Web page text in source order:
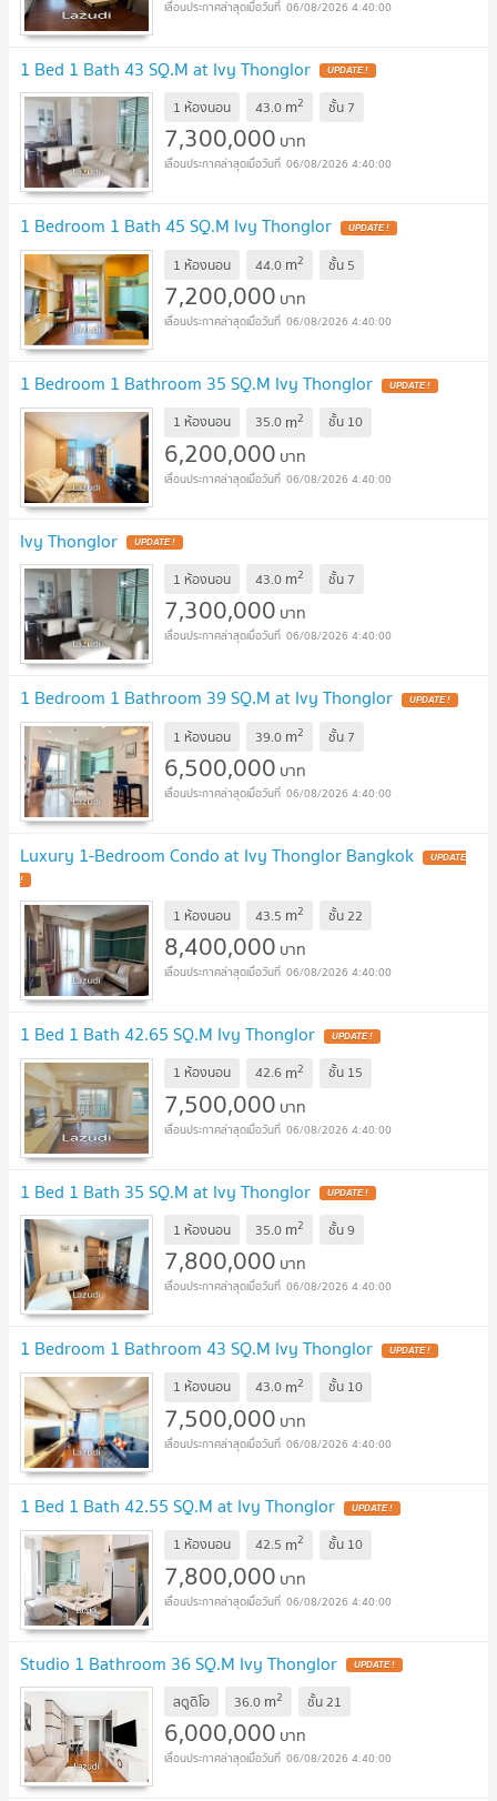
06/08/2026 4:40:00
1 Bed 1 Bath 43 SQ.M at Ivy Thonglor UPDATE !
1 ห้องนอน 43.0 m2 ชั้น 7
7,300,000 บาท
06/08/2026 4:40:00
1 Bedroom 1 Bath 45 SQ.M Ivy Thonglor UPDATE !
1 ห้องนอน 44.0 m2 ชั้น 5
7,200,000 บาท
06/08/2026 4:40:00
1 Bedroom 1 Bathroom 35 SQ.M Ivy Thonglor UPDATE !
1 ห้องนอน 35.0 m2 ชั้น 10
6,200,000 บาท
06/08/2026 4:40:00
Ivy Thonglor UPDATE !
1 ห้องนอน 43.0 m2 ชั้น 7
7,300,000 บาท
06/08/2026 4:40:00
1 Bedroom 1 Bathroom 39 SQ.M at Ivy Thonglor UPDATE !
1 ห้องนอน 39.0 m2 ชั้น 7
6,500,000 บาท
06/08/2026 4:40:00
Luxury 1-Bedroom Condo at Ivy Thonglor Bangkok UPDATE
!
1 ห้องนอน 43.5 m2 ชั้น22
8,400,000 บาท
06/08/2026 4:40:00
1 Bed 1 Bath 42.65 SQ.M Ivy Thonglor UPDATE !
1 ห้องนอน 42.6 m2 ชั้น 15
7,500,000 บาท
06/08/2026 4:40:00
1 Bed 1 Bath 35 SQ.M at Ivy Thonglor UPDATE !
1 ห้องนอน 35.0 m2 ชั้น9
7,800,000 บาท
06/08/2026 4:40:00
1 Bedroom 1 Bathroom 43 SQ.M Ivy Thonglor UPDATE !
1 ห้องนอน 43.0 m2 ชั้น 10
7,500,000 บาท
06/08/2026 4:40:00
1 Bed 1 Bath 42.55 SQ.M at Ivy Thonglor UPDATE !
1 ห้องนอน 42.5 m2 ชั้น 10
7,800,000 บาท
06/08/2026 4:40:00
Studio 1 Bathroom 36 SQ.M Ivy Thonglor UPDATE !
สตูดิโอ 36.0 m2 ชั้น21
6,000,000 บาท
06/08/2026 4:40:00